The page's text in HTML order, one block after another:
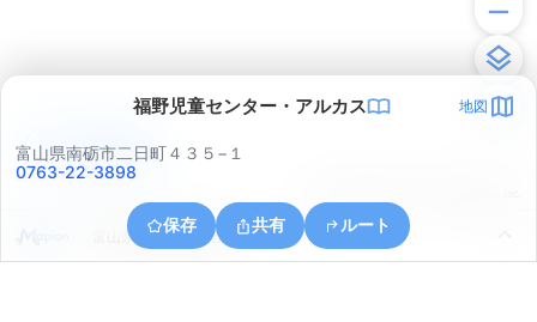
福野児童センター・アルカス 地図
富山県南砺市二日町４３５−１
0763-22-3898
保存 共有 ルート
富山県小矢部市興法寺
アプリで見る